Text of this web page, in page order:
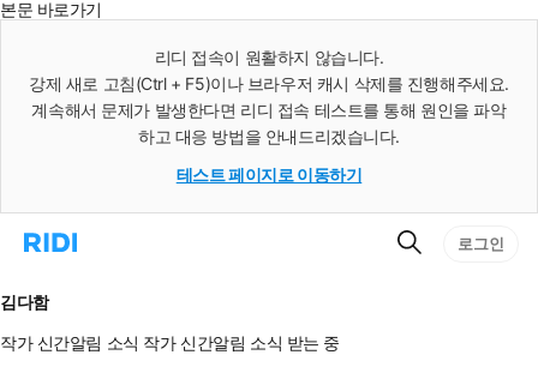
본문 바로가기
리디 접속이 원활하지 않습니다.
강제 새로 고침(Ctrl + F5)이나 브라우저 캐시 삭제를 진행해주세요.
계속해서 문제가 발생한다면 리디 접속 테스트를 통해 원인을 파악
하고 대응 방법을 안내드리겠습니다.
테스트 페이지로 이동하기
리
으
로
이
동
검
로그인
김다함
작가 신간알림 소식 작가 신간알림 소식 받는 중